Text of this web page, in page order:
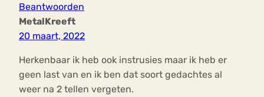
Beantwoorden
MetalKreeft
20 maart, 2022
Herkenbaar ik heb ook instrusies maar ik heb er
geen last van en ik ben dat soort gedachtes al
weer na 2 tellen vergeten.